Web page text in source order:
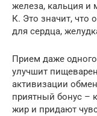
железа, кальция и
К. Это значит, что
для сердца,
Прием даже
улучшит
активизации
приятный бонус –
жир и придают